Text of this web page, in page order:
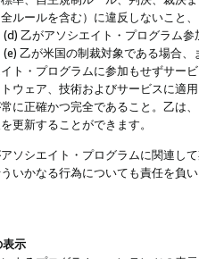
ルールを含む）に違反しないこと
乙がアソシエイト・プログラム
乙が米国の制裁対象である場合
ト・プログラムに参加もせずサー
ウェア、技術およびサービスに適
に正確かつ完全であること。乙は
更新することができます。
ソシエイト・プログラムに関連し
いかなる行為についても責任を負
表示